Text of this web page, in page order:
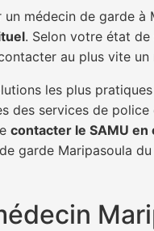
un médecin de garde à
. Selon votre état
au plus vite
les plus
des services de
contacter le SAMU
garde Maripasoula